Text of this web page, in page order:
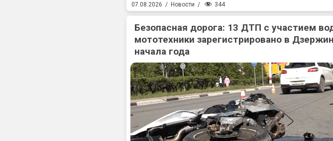
07.08.2026 / Новости / 344
Безопасная дорога: 13 ДТП с участием
мототехники зарегистрировано в
начала года